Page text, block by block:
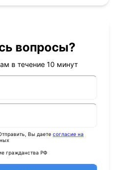
вопросы?
в течение 10 минут
Вы даете согласие на
гражданства РФ